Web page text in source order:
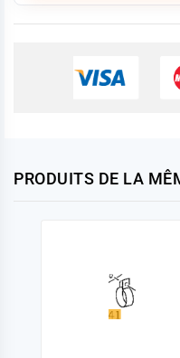
PRODUITS DE LA